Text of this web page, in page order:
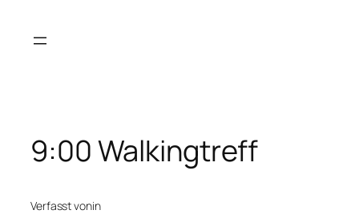
Inhalt
9:00 Walkingtreff
Verfasst vonin